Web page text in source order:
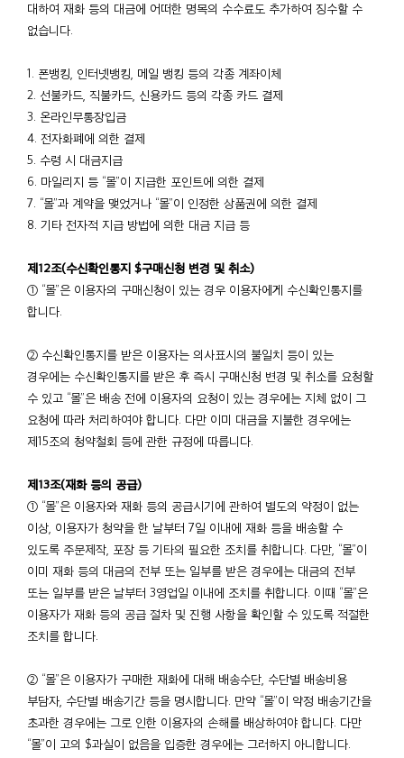
대하여 재화 등의 대금에 어떠한 명목의 수수료도 추가하여 징수할 수
없습니다.
1. 폰뱅킹, 인터넷뱅킹, 메일 뱅킹 등의 각종 계좌이체
2. 선불카드, 직불카드, 신용카드 등의 각종 카드 결제
3. 온라인무통장입금
4. 전자화폐에 의한 결제
5. 수령 시 대금지급
6. 마일리지 등 “몰”이 지급한 포인트에 의한 결제
7. “몰”과 계약을 맺었거나 “몰”이 인정한 상품권에 의한 결제
8. 기타 전자적 지급 방법에 의한 대금 지급 등
제12조(수신확인통지 $구매신청 변경 및 취소)
① “몰”은 이용자의 구매신청이 있는 경우 이용자에게 수신확인통지를
합니다.
② 수신확인통지를 받은 이용자는 의사표시의 불일치 등이 있는
경우에는 수신확인통지를 받은 후 즉시 구매신청 변경 및 취소를 요청할
수 있고 “몰”은 배송 전에 이용자의 요청이 있는 경우에는 지체 없이 그
요청에 따라 처리하여야 합니다. 다만 이미 대금을 지불한 경우에는
제15조의 청약철회 등에 관한 규정에 따릅니다.
제13조(재화 등의 공급)
① “몰”은 이용자와 재화 등의 공급시기에 관하여 별도의 약정이 없는
이상, 이용자가 청약을 한 날부터 7일 이내에 재화 등을 배송할 수
있도록 주문제작, 포장 등 기타의 필요한 조치를 취합니다. 다만, “몰”이
이미 재화 등의 대금의 전부 또는 일부를 받은 경우에는 대금의 전부
또는 일부를 받은 날부터 3영업일 이내에 조치를 취합니다. 이때 “몰”은
이용자가 재화 등의 공급 절차 및 진행 사항을 확인할 수 있도록 적절한
조치를 합니다.
② “몰”은 이용자가 구매한 재화에 대해 배송수단, 수단별 배송비용
부담자, 수단별 배송기간 등을 명시합니다. 만약 “몰”이 약정 배송기간을
초과한 경우에는 그로 인한 이용자의 손해를 배상하여야 합니다. 다만
“몰”이 고의 $과실이 없음을 입증한 경우에는 그러하지 아니합니다.